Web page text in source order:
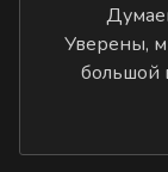
Уверены,
большой